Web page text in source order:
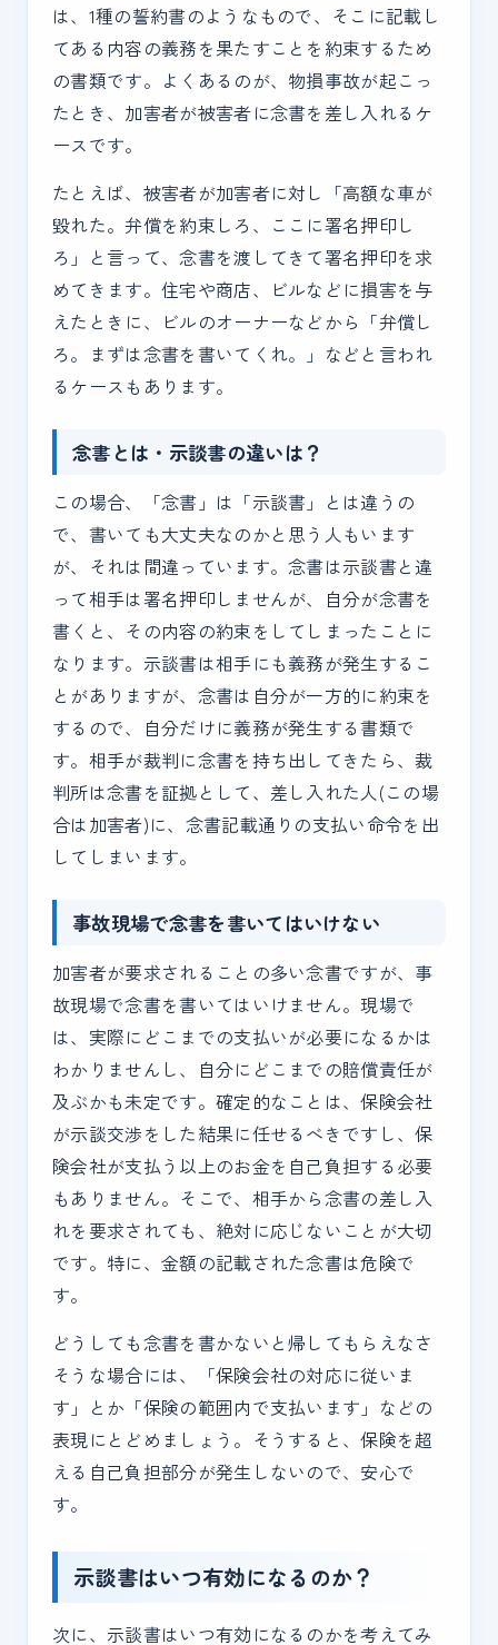
は、1種の誓約書のようなもので、そこに記載し
てある内容の義務を果たすことを約束するため
の書類です。よくあるのが、物損事故が起こっ
たとき、加害者が被害者に念書を差し入れるケ
ースです。
たとえば、被害者が加害者に対し「高額な車が
毀れた。弁償を約束しろ、ここに署名押印し
ろ」と言って、念書を渡してきて署名押印を求
めてきます。住宅や商店、ビルなどに損害を与
えたときに、ビルのオーナーなどから「弁償し
ろ。まずは念書を書いてくれ。」などと言われ
るケースもあります。
念書とは・示談書の違いは？
この場合、「念書」は「示談書」とは違うの
で、書いても大丈夫なのかと思う人もいます
が、それは間違っています。念書は示談書と違
って相手は署名押印しませんが、自分が念書を
書くと、その内容の約束をしてしまったことに
なります。示談書は相手にも義務が発生するこ
とがありますが、念書は自分が一方的に約束を
するので、自分だけに義務が発生する書類で
す。相手が裁判に念書を持ち出してきたら、裁
判所は念書を証拠として、差し入れた人(この場
合は加害者)に、念書記載通りの支払い命令を出
してしまいます。
事故現場で念書を書いてはいけない
加害者が要求されることの多い念書ですが、事
故現場で念書を書いてはいけません。現場で
は、実際にどこまでの支払いが必要になるかは
わかりませんし、自分にどこまでの賠償責任が
及ぶかも未定です。確定的なことは、保険会社
が示談交渉をした結果に任せるべきですし、保
険会社が支払う以上のお金を自己負担する必要
もありません。そこで、相手から念書の差し入
れを要求されても、絶対に応じないことが大切
です。特に、金額の記載された念書は危険で
す。
どうしても念書を書かないと帰してもらえなさ
そうな場合には、「保険会社の対応に従いま
す」とか「保険の範囲内で支払います」などの
表現にとどめましょう。そうすると、保険を超
える自己負担部分が発生しないので、安心で
す。
示談書はいつ有効になるのか？
次に、示談書はいつ有効になるのかを考えてみ